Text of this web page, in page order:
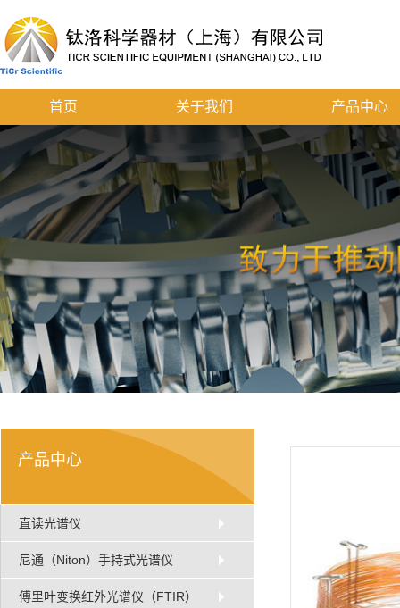
首页 关于我们 产品中心
产品中心
直读光谱仪
尼通（Niton）手持式光谱仪
傅里叶变换红外光谱仪（FTIR）